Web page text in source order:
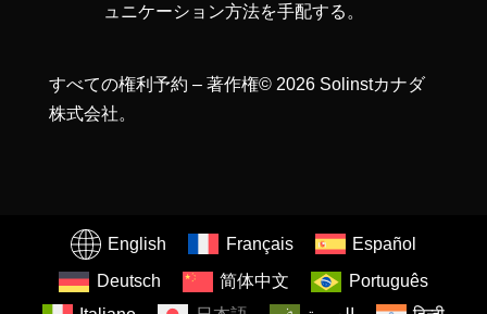
ュニケーション方法を手配する。
すべての権利予約 – 著作権© 2026 Solinstカナダ
株式会社。
English Français Español
Deutsch 简体中文
Português